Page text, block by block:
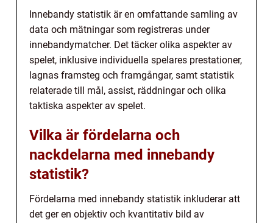
Innebandy statistik är en omfattande samling av
data och mätningar som registreras under
innebandymatcher. Det täcker olika aspekter av
spelet, inklusive individuella spelares prestationer,
lagnas framsteg och framgångar, samt statistik
relaterade till mål, assist, räddningar och olika
taktiska aspekter av spelet.
Vilka är fördelarna och
nackdelarna med innebandy
statistik?
Fördelarna med innebandy statistik inkluderar att
det ger en objektiv och kvantitativ bild av